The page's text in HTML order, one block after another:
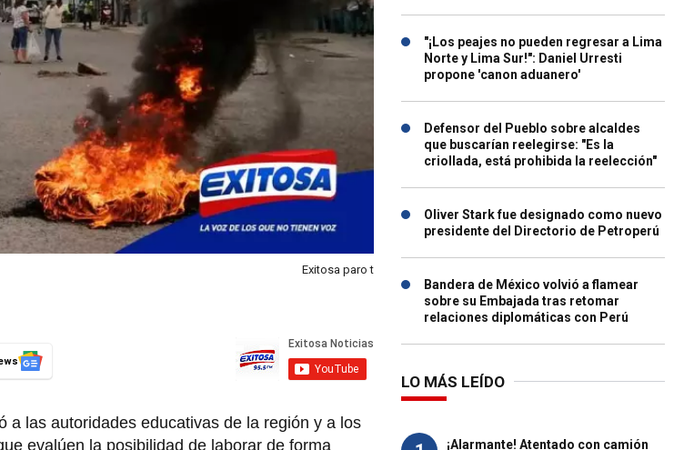
Exitosa paro t
a las autoridades educativas de la región y a los
evalúen la posibilidad de laborar de forma
"¡Los peajes no pueden regresar a Lima
Norte y Lima Sur!": Daniel Urresti
propone 'canon aduanero'
Defensor del Pueblo sobre alcaldes
que buscarían reelegirse: "Es la
criollada, está prohibida la reelección"
Oliver Stark fue designado como nuevo
presidente del Directorio de Petroperú
Bandera de México volvió a flamear
sobre su Embajada tras retomar
relaciones diplomáticas con Perú
LO MÁS LEÍDO
¡Alarmante! Atentado con camión